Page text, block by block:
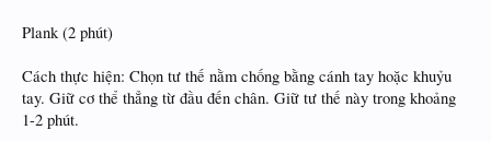
Plank (2 phút)
Cách thực hiện: Chọn tư thế nằm chống bằng cánh tay hoặc khuỷu
tay. Giữ cơ thể thẳng từ đầu đến chân. Giữ tư thế này trong khoảng
1-2 phút.